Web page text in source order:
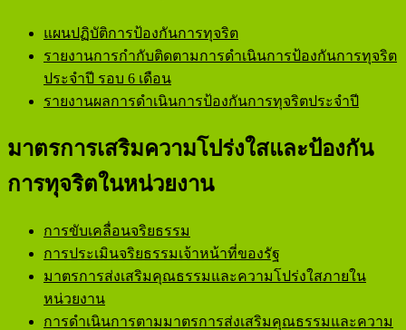
แผนปฏิบัติการป้องกันการทุจริต
รายงานการกำกับติดตามการดำเนินการป้องกันการทุจริต
ประจำปี รอบ 6 เดือน
รายงานผลการดำเนินการป้องกันการทุจริตประจำปี
มาตรการเสริมความโปร่งใสและป้องกัน
การทุจริตในหน่วยงาน
การขับเคลื่อนจริยธรรม
การประเมินจริยธรรมเจ้าหน้าที่ของรัฐ
มาตรการส่งเสริมคุณธรรมและความโปร่งใสภายใน
หน่วยงาน
การดำเนินการตามมาตรการส่งเสริมคุณธรรมและความ